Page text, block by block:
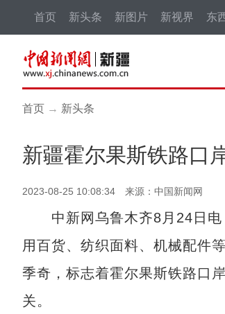
首页 新头条 新图片 新视界 东
首页 → 新头条
新疆霍尔果斯铁路口
2023-08-25 10:08:34 来源：中国新闻网
中新网乌鲁木齐8月24日电
用百货、纺织面料、机械配件
季奇，标志着霍尔果斯铁路口
关。